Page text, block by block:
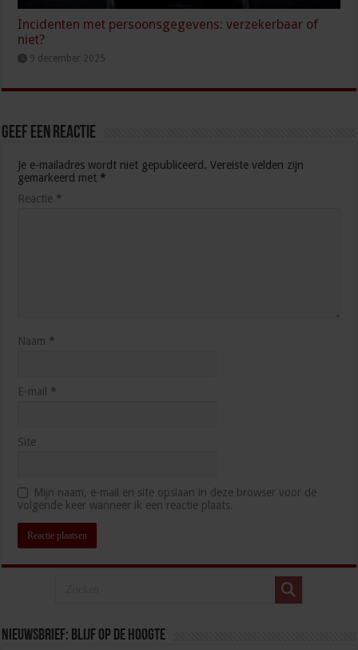
Incidenten met persoonsgegevens: verzekerbaar of
niet?
9 december 2025
Geef een reactie
Je e-mailadres wordt niet gepubliceerd. Vereiste velden zijn
gemarkeerd met *
Reactie *
Naam *
E-mail *
Site
Mijn naam, e-mail en site opslaan in deze browser voor de
volgende keer wanneer ik een reactie plaats.
Nieuwsbrief: blijf op de hoogte